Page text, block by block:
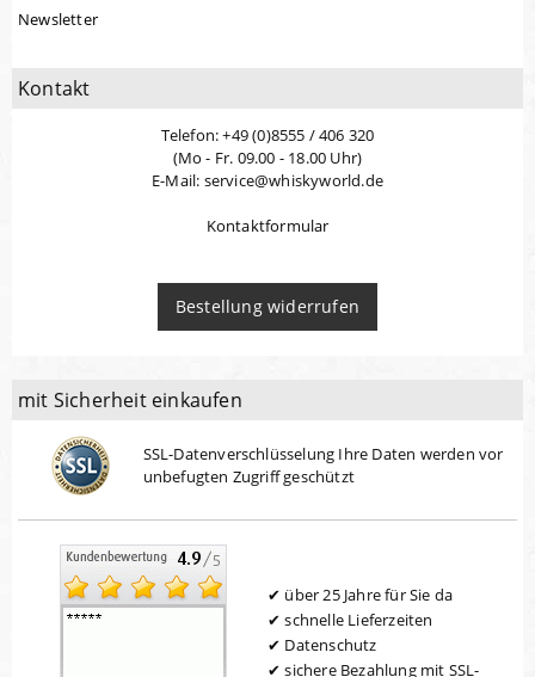
Newsletter
Kontakt
Telefon: +49 (0)8555 / 406 320
(Mo - Fr. 09.00 - 18.00 Uhr)
E-Mail: service@whiskyworld.de
Kontaktformular
Bestellung widerrufen
mit Sicherheit einkaufen
SSL-Datenverschlüsselung Ihre Daten werden vor
unbefugten Zugriff geschützt
über 25 Jahre für Sie da
schnelle Lieferzeiten
Datenschutz
sichere Bezahlung mit SSL-